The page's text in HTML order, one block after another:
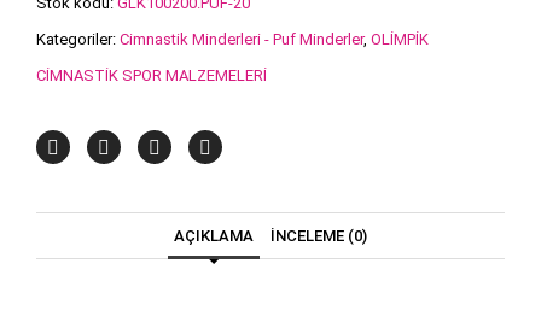
Kategoriler: Cimnastik Minderleri - Puf Minderler, OLİMPİK
CİMNASTİK SPOR MALZEMELERİ
AÇIKLAMA İNCELEME (0)